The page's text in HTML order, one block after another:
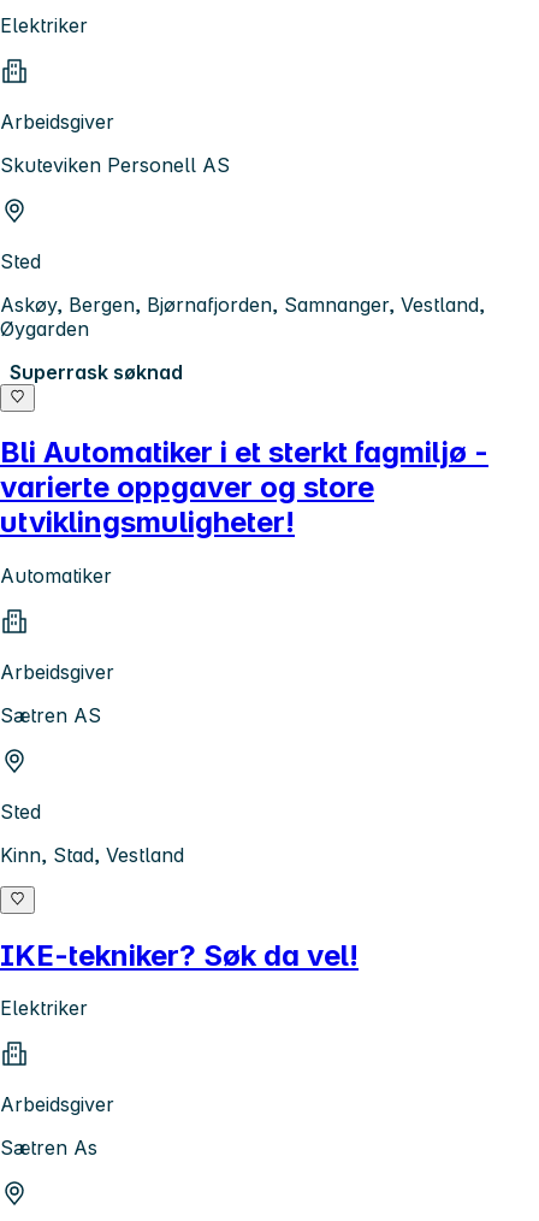
Elektriker
Arbeidsgiver
Skuteviken Personell AS
Sted
Askøy, Bergen, Bjørnafjorden, Samnanger, Vestland,
Øygarden
Superrask søknad
Bli Automatiker i et sterkt fagmiljø -
varierte oppgaver og store
utviklingsmuligheter!
Automatiker
Arbeidsgiver
Sætren AS
Sted
Kinn, Stad, Vestland
IKE-tekniker? Søk da vel!
Elektriker
Arbeidsgiver
Sætren As